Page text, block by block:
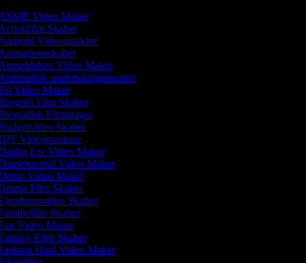
Video Maker
Skaber
Videomaskine
Video Maker
undertekstgenerator
Video Maker
Film Skaber
Filmmager
Skaber
Videomaskine
Liv Video Maker
Video Maker
Video Maker
Film Skaber
Skaber
Skaber
Video Maker
Film Skaber
Haul Video Maker